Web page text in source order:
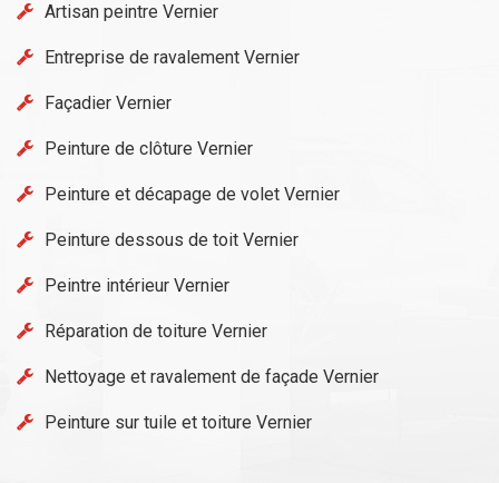
Artisan peintre Vernier
Entreprise de ravalement Vernier
Façadier Vernier
Peinture de clôture Vernier
Peinture et décapage de volet Vernier
Peinture dessous de toit Vernier
Peintre intérieur Vernier
Réparation de toiture Vernier
Nettoyage et ravalement de façade Vernier
Peinture sur tuile et toiture Vernier